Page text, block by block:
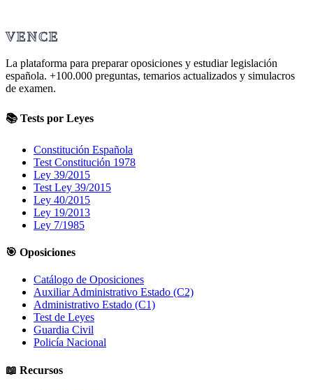
VENCE
La plataforma para preparar oposiciones y estudiar legislación
española. +100.000 preguntas, temarios actualizados y simulacros
de examen.
📚 Tests por Leyes
Constitución Española
Test Constitución 1978
Ley 39/2015
Test Ley 39/2015
Ley 40/2015
Ley 19/2013
Ley 7/1985
🎯 Oposiciones
Catálogo de Oposiciones
Auxiliar Administrativo Estado (C2)
Administrativo Estado (C1)
Test de Leyes
Guardia Civil
Policía Nacional
📖 Recursos